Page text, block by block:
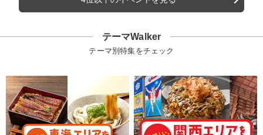
テーマWalker
テーマ別特集をチェック